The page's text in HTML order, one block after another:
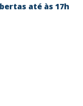
até às 17h